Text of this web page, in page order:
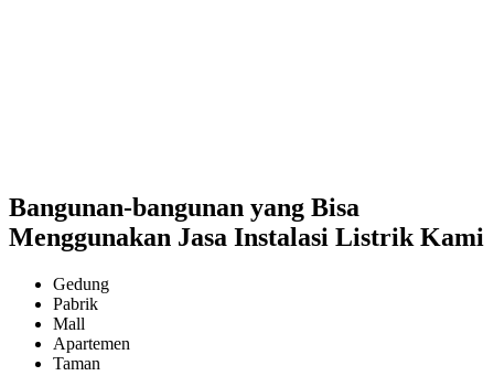
Bangunan-bangunan yang Bisa
Menggunakan Jasa Instalasi Listrik Kami
Gedung
Pabrik
Mall
Apartemen
Taman